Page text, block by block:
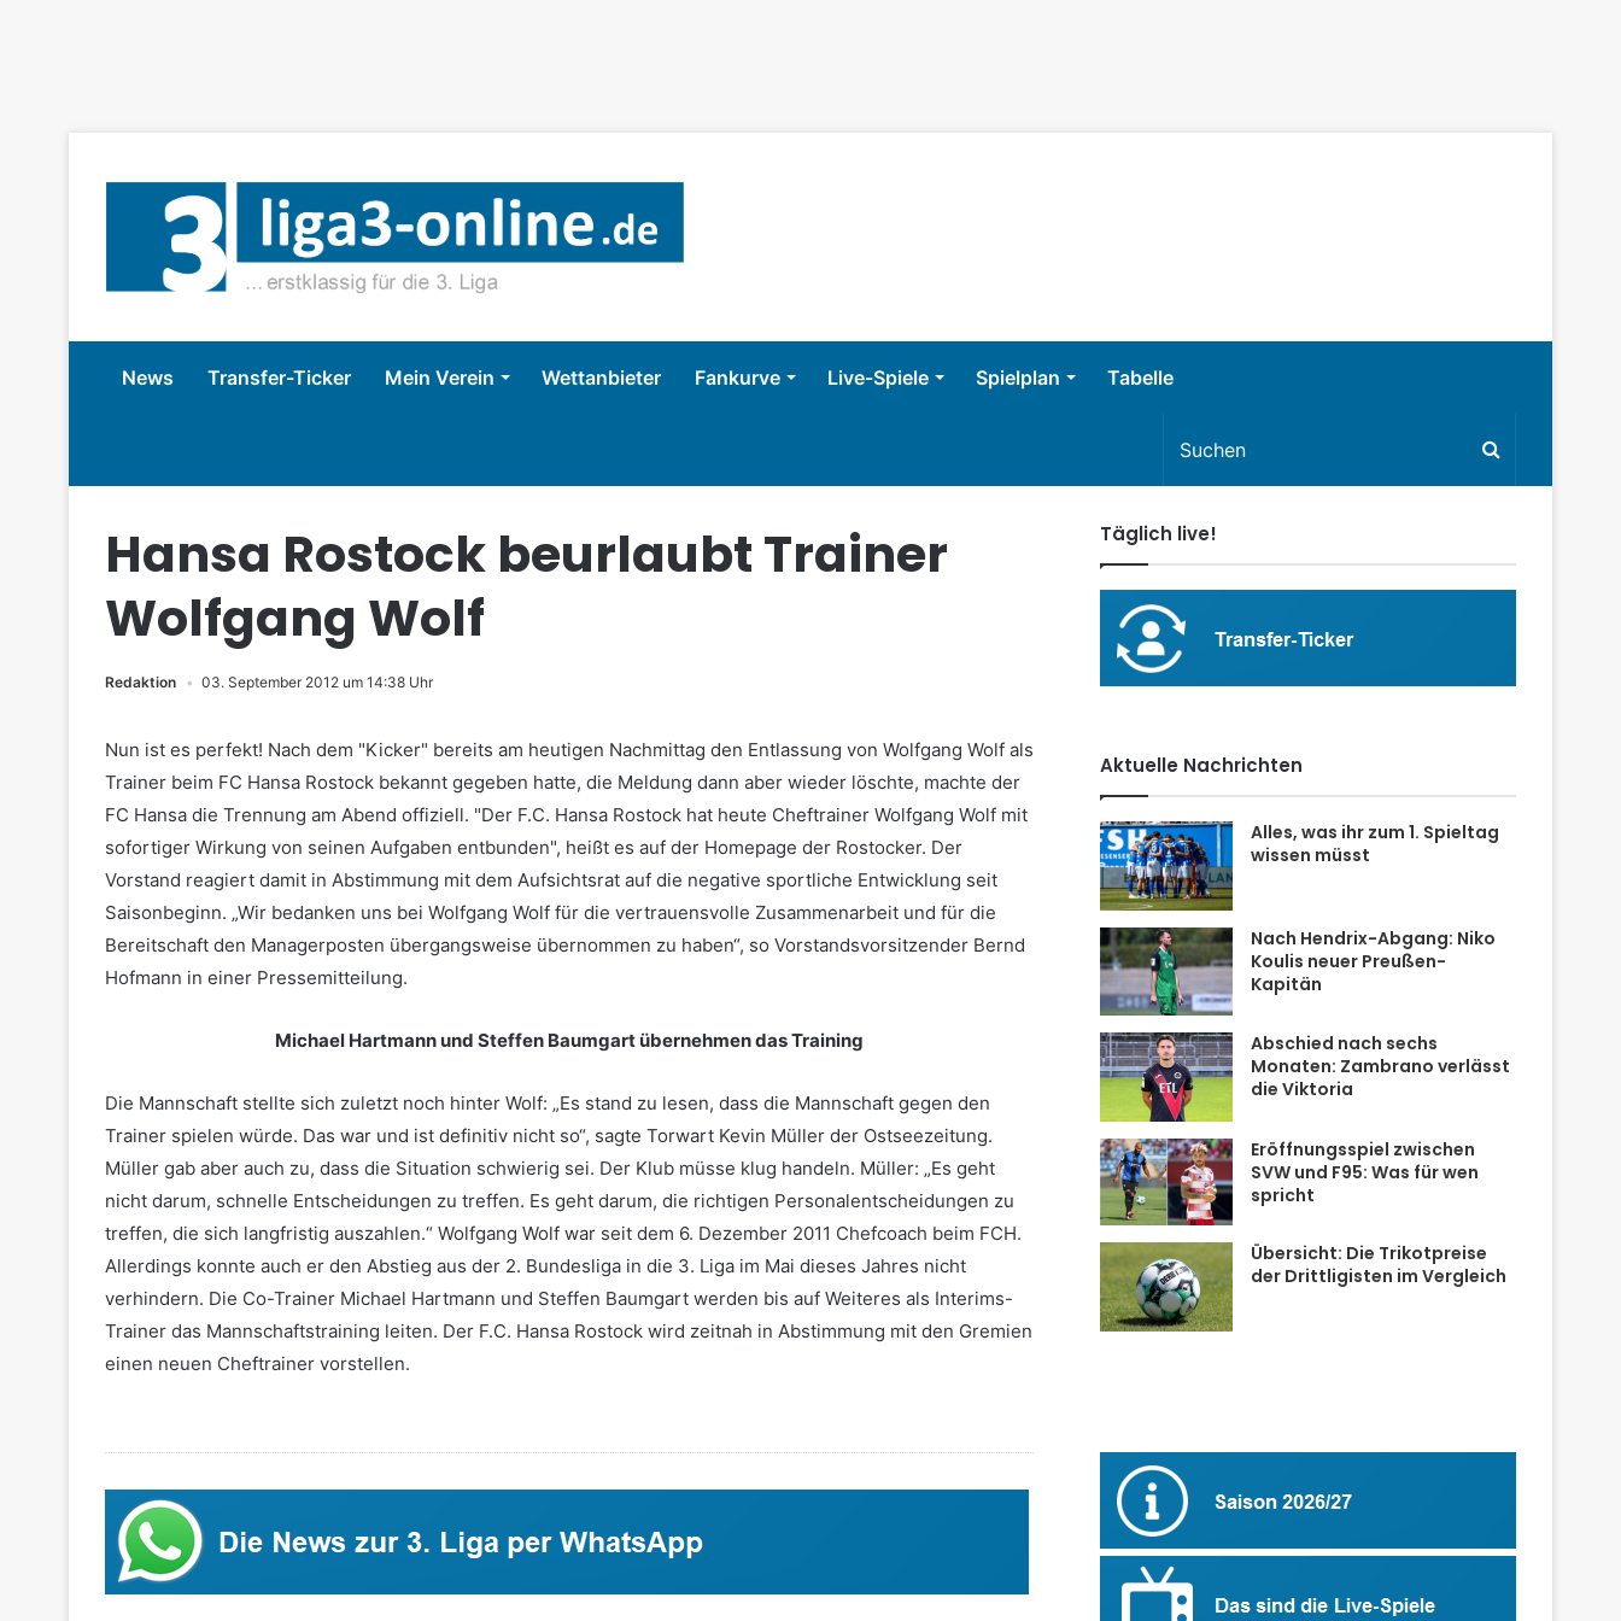
News Transfer-Ticker Mein Verein Wettanbieter Fankurve Live-Spiele Spielplan Tabelle
Hansa Rostock beurlaubt Trainer
Wolfgang Wolf
Redaktion 03. September 2012 um 14:38 Uhr
Nun ist es perfekt! Nach dem "Kicker" bereits am heutigen Nachmittag den Entlassung von Wolfgang Wolf als
Trainer beim FC Hansa Rostock bekannt gegeben hatte, die Meldung dann aber wieder löschte, machte der
FC Hansa die Trennung am Abend offiziell. "Der F.C. Hansa Rostock hat heute Cheftrainer Wolfgang Wolf mit
sofortiger Wirkung von seinen Aufgaben entbunden", heißt es auf der Homepage der Rostocker. Der
Vorstand reagiert damit in Abstimmung mit dem Aufsichtsrat auf die negative sportliche Entwicklung seit
Saisonbeginn. „Wir bedanken uns bei Wolfgang Wolf für die vertrauensvolle Zusammenarbeit und für die
Bereitschaft den Managerposten übergangsweise übernommen zu haben“, so Vorstandsvorsitzender Bernd
Hofmann in einer Pressemitteilung.
Michael Hartmann und Steffen Baumgart übernehmen das Training
Die Mannschaft stellte sich zuletzt noch hinter Wolf: „Es stand zu lesen, dass die Mannschaft gegen den
Trainer spielen würde. Das war und ist definitiv nicht so“, sagte Torwart Kevin Müller der Ostseezeitung.
Müller gab aber auch zu, dass die Situation schwierig sei. Der Klub müsse klug handeln. Müller: „Es geht
nicht darum, schnelle Entscheidungen zu treffen. Es geht darum, die richtigen Personalentscheidungen zu
treffen, die sich langfristig auszahlen.“ Wolfgang Wolf war seit dem 6. Dezember 2011 Chefcoach beim FCH.
Allerdings konnte auch er den Abstieg aus der 2. Bundesliga in die 3. Liga im Mai dieses Jahres nicht
verhindern. Die Co-Trainer Michael Hartmann und Steffen Baumgart werden bis auf Weiteres als Interims-
Trainer das Mannschaftstraining leiten. Der F.C. Hansa Rostock wird zeitnah in Abstimmung mit den Gremien
einen neuen Cheftrainer vorstellen.
Täglich live!
Aktuelle Nachrichten
Alles, was ihr zum 1. Spieltag
wissen müsst
Nach Hendrix-Abgang: Niko
Koulis neuer Preußen-
Kapitän
Abschied nach sechs
Monaten: Zambrano verlässt
die Viktoria
Eröffnungsspiel zwischen
SVW und F95: Was für wen
spricht
Übersicht: Die Trikotpreise
der Drittligisten im Vergleich